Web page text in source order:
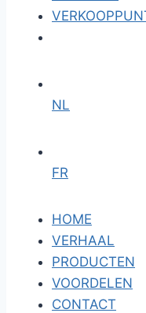
NL
FR
HOME
VERHAAL
PRODUCTEN
VOORDELEN
CONTACT